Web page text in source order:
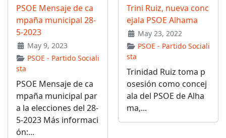
PSOE Mensaje de ca
mpaña municipal 28-
5-2023
May 9, 2023
PSOE - Partido Sociali
sta
PSOE Mensaje de ca
mpaña municipal par
a la elecciones del 28-
5-2023 Más informaci
ón:...
Trini Ruiz, nueva conc
ejala PSOE Alhama
May 23, 2022
PSOE - Partido Sociali
sta
Trinidad Ruiz toma p
osesión como concej
ala del PSOE de Alha
ma,...